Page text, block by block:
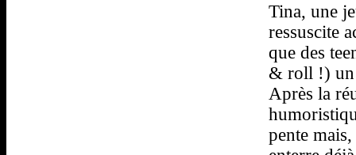
Tina, une
ressuscite
que des
& roll !) un
Après la
pente